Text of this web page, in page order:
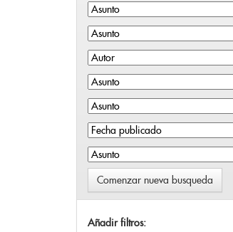
Comenzar nueva busqueda
Añadir filtros: